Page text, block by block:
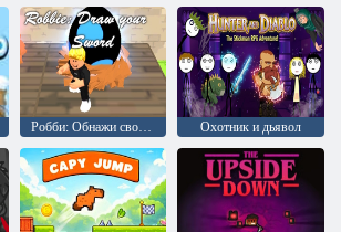
Робби: Обнажи свой меч Охотник и дьявол